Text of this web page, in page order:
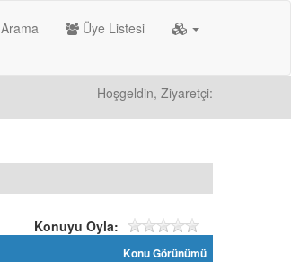
Arama Üye Listesi
Hoşgeldin, Ziyaretçi:
Konuyu Oyla:
Konu Görünümü